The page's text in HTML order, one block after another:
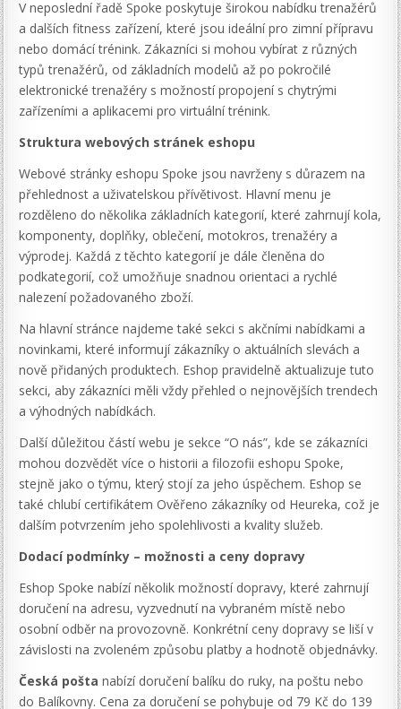
V neposlední řadě Spoke poskytuje širokou nabídku trenažérů
a dalších fitness zařízení, které jsou ideální pro zimní přípravu
nebo domácí trénink. Zákazníci si mohou vybírat z různých
typů trenažérů, od základních modelů až po pokročilé
elektronické trenažéry s možností propojení s chytrými
zařízeními a aplikacemi pro virtuální trénink.
Struktura webových stránek eshopu
Webové stránky eshopu Spoke jsou navrženy s důrazem na
přehlednost a uživatelskou přívětivost. Hlavní menu je
rozděleno do několika základních kategorií, které zahrnují kola,
komponenty, doplňky, oblečení, motokros, trenažéry a
výprodej. Každá z těchto kategorií je dále členěna do
podkategorií, což umožňuje snadnou orientaci a rychlé
nalezení požadovaného zboží.
Na hlavní stránce najdeme také sekci s akčními nabídkami a
novinkami, které informují zákazníky o aktuálních slevách a
nově přidaných produktech. Eshop pravidelně aktualizuje tuto
sekci, aby zákazníci měli vždy přehled o nejnovějších trendech
a výhodných nabídkách.
Další důležitou částí webu je sekce “O nás”, kde se zákazníci
mohou dozvědět více o historii a filozofii eshopu Spoke,
stejně jako o týmu, který stojí za jeho úspěchem. Eshop se
také chlubí certifikátem Ověřeno zákazníky od Heureka, což je
dalším potvrzením jeho spolehlivosti a kvality služeb.
Dodací podmínky – možnosti a ceny dopravy
Eshop Spoke nabízí několik možností dopravy, které zahrnují
doručení na adresu, vyzvednutí na vybraném místě nebo
osobní odběr na provozovně. Konkrétní ceny dopravy se liší v
závislosti na zvoleném způsobu platby a hodnotě objednávky.
Česká pošta nabízí doručení balíku do ruky, na poštu nebo
do Balíkovny. Cena za doručení se pohybuje od 79 Kč do 139